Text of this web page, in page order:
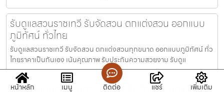
รับดูแลสวนราชเทวี รับจัดสวน ตกแต่งสวน ออกแบบ
ภูมิทัศน์ ทั่วไทย
รับดูแลสวนราชเทวี รับจัดสวน ตกแต่งสวนทุกขนาด ออกแบบภูมิทัศน์ ทั่ว
ไทยราคาเป็นกันเอง เน้นคุณภาพ รับประกันความสวยงาม รับดูแ
รับออกแบบสวนสมุทรสงคราม รับจัดสวน ตกแต่งสวน
หน้าหลัก เมนู ติดต่อ แชร์ เพิ่มเติม